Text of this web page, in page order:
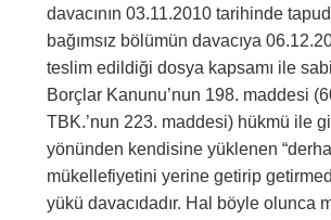
davacının 03.11.2010 tarihinde
bağımsız bölümün davacıya
teslim edildiği dosya kapsamı ile
Borçlar Kanunu’nun 198. maddesi
TBK.’nun 223. maddesi) hükmü ile
yönünden kendisine yüklenen
mükellefiyetini yerine getirip
yükü davacıdadır. Hal böyle olunca